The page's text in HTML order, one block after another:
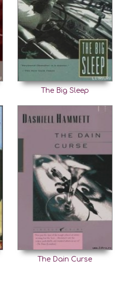
The Big Sleep
The Dain Curse